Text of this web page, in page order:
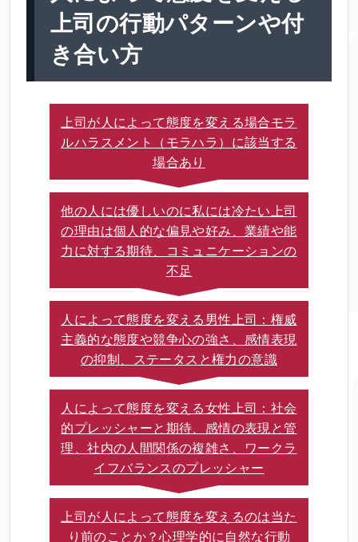
上司の行動パターンや付
き合い方
上司が人によって態度を変える場合モラ
ルハラスメント（モラハラ）に該当する
場合あり
他の人には優しいのに私には冷たい上司
の理由は個人的な偏見や好み、業績や能
力に対する期待、コミュニケーションの
不足
人によって態度を変える男性上司：権威
主義的な態度や競争心の強さ、感情表現
の抑制、ステータスと権力の意識
人によって態度を変える女性上司：社会
的プレッシャーと期待、感情の表現と管
理、社内の人間関係の複雑さ、ワークラ
イフバランスのプレッシャー
上司が人によって態度を変えるのは当た
り前のことか？心理学的に自然な行動